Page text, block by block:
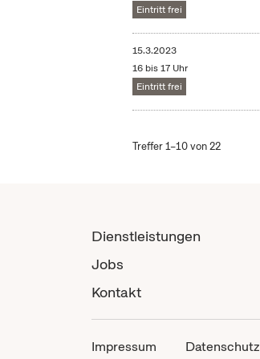
Eintritt frei
15.3.2023
16 bis 17 Uhr
Eintritt frei
Treffer 1–10 von 22
Dienstleistungen
Jobs
Kontakt
Impressum Datenschutz